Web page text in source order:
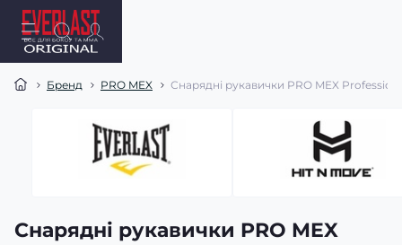
Бренд PRO MEX Снарядні рукавички PRO MEX
Снарядні рукавички PRO MEX